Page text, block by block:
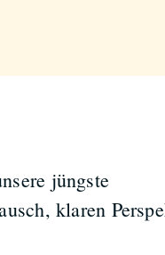
jüngste
klaren